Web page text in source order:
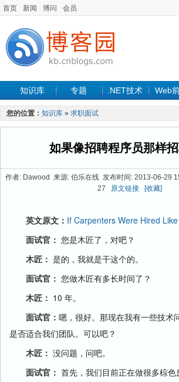
首页 新闻 博问 会员
知识库 专题 .NET技术 Web
手机开发 软件工程
最新文章
您的位置： 知识库 » 求职面试
如果像招聘程序员那样
作者: Dawood 来源: 伯乐在线 发布时间: 2013-06-29
27 原文链接 [收藏]
英文原文： If Carpenters Were Hired
面试官： 您是木匠了，对吧？
木匠： 是的，我就是干这个的。
面试官： 您做木匠有多长时间了？
木匠： 10 年。
面试官： 嗯，很好。那现在我有一些技术
是否适合我们团队。可以吧？
木匠： 没问题，问吧。
面试官： 首先，我们目前正在做很多棕